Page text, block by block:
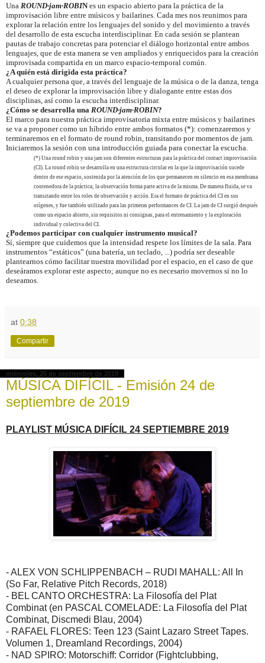
Una ROUND·jam·ROBIN es un espacio abierto para la práctica de la
improvisación libre entre músicos y bailarines. Cada mes nos reunimos para
explorar la relación entre los lenguajes del sonido y del movimiento a través
del desarrollo de esta escucha interdisciplinar. En cada sesión se plantean
pautas de trabajo concretas para potenciar el diálogo horizontal entre ambos
lenguajes, que de esta manera se ven ampliados y enriquecidos para la creación
improvisada compartida en un marco espacio-temporal común.
¿A quién está dirigida esta práctica?
A cualquier persona que, a través del lenguaje de la música o de la danza, tenga
el deseo de explorar la improvisación libre y dialogante entre estas dos
disciplinas, así como la escucha interdisciplinar.
¿Cómo se desarrolla una ROUND·jam·ROBIN?
El marco para nuestra práctica improvisatoria mixta entre músicos y bailarines
se va a proponer como un híbrido entre ambos formatos (*): comenzaremos y
terminaremos en el formato de round robin, transitando por momentos de jam.
Iniciaremos la sesión con una introducción guiada para conectar la escucha.
(*) Una round robin y una jam son diferentes estructuras para la práctica del contact improvisación
(CI). La round robin se desarrolla en una estructura circular en la que la improvisación sucede
dentro de ese espacio, sostenida por la atención de los que permanecen en silencio en esa membrana
contenedora de la práctica; la observación forma parte activa de la misma. De manera fluida, se va
transitando entre los roles de observación y acción. Era el formato de práctica del CI en sus
orígenes, y fue también utilizado para las primeras performances de CI. La jam de CI surgió después
como un espacio abierto, sin requisitos ni consignas, para el entrenamiento y la exploración
individual y colectiva del CI.
¿Podemos participar con cualquier instrumento musical?
Sí, siempre que cuidemos que la intensidad respete los límites de la sala. Para
instrumentos “estáticos” (una batería, un teclado, ...) podría ser deseable
plantearnos cómo facilitar nuestra movilidad por el espacio, en el caso de que
deseáramos explorar este aspecto; aunque no es necesario movernos si no lo
deseamos.
at 0:38
Compartir
miércoles, 25 de septiembre de 2019
MÚSICA DIFÍCIL - Emisión 24 de
septiembre de 2019
PLAYLIST MÚSICA DIFÍCIL 24 SEPTIEMBRE 2019
- ALEX VON SCHLIPPENBACH – RUDI MAHALL: All In
(So Far, Relative Pitch Records, 2018)
- BEL CANTO ORCHESTRA: La Filosofía del Plat
Combinat (en PASCAL COMELADE: La Filosofía del Plat
Combinat, Discmedi Blau, 2004)
- RAFAEL FLORES: Teen 123 (Saint Lazaro Street Tapes.
Volumen 1, Dreamland Recordings, 2004)
- NAD SPIRO: Motorschiff: Corridor (Fightclubbing,